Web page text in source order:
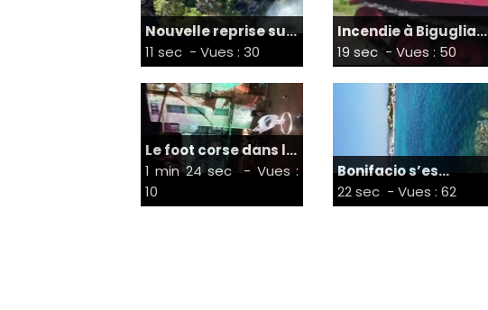
Nouvelle reprise su...
11 sec - Vues : 30
Incendie à Biguglia...
19 sec - Vues : 50
Le foot corse dans l...
1 min 24 sec - Vues :
10
Bonifacio s’es...
22 sec - Vues : 62